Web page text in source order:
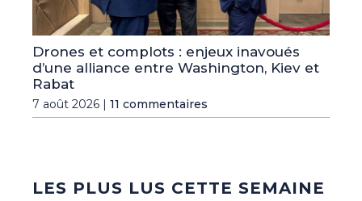
Drones et complots : enjeux inavoués
d’une alliance entre Washington, Kiev et
Rabat
7 août 2026 | 11 commentaires
LES PLUS LUS CETTE SEMAINE